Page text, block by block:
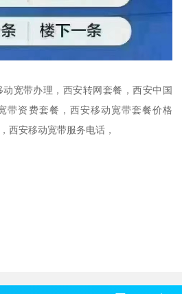
宽带办理，西安转网套餐，西安中国
带资费套餐，西安移动宽带套餐价格
西安移动宽带服务电话，